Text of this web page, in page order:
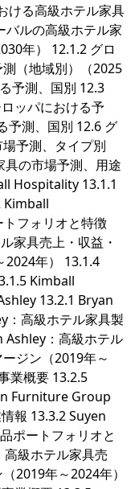
ける高級ホテル家具
バルの高級ホテル家
年） 12.1.2 グロ
（地域別）（2025
予測、国別 12.3
ッパにおける予
予測、国別 12.6 グ
予測、タイプ別
の市場予測、用途
Hospitality 13.1.1
Kimball
フォリオと特徴
家具売上・収益・
2024年） 13.1.4
Kimball
13.2.1 Bryan
：高級ホテル家具製
Ashley：高級ホテル
ジン（2019年～
業概要 13.2.5
Furniture Group
報 13.3.2 Suyen
ポートフォリオと
級ホテル家具売
2019年～2024年）